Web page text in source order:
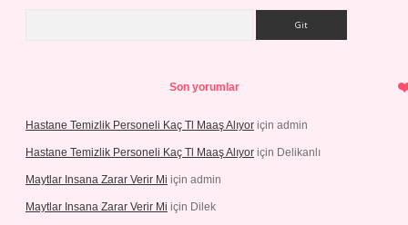
Son yorumlar
Hastane Temizlik Personeli Kaç Tl Maaş Alıyor için admin
Hastane Temizlik Personeli Kaç Tl Maaş Alıyor için Delikanlı
Maytlar Insana Zarar Verir Mi için admin
Maytlar Insana Zarar Verir Mi için Dilek